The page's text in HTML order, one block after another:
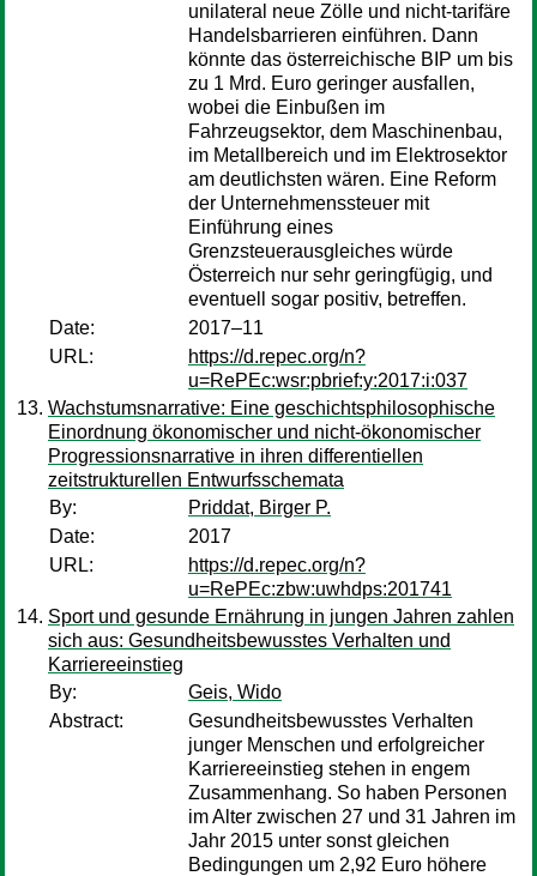
unilateral neue Zölle und nicht-tarifäre
Handelsbarrieren einführen. Dann
könnte das österreichische BIP um bis
zu 1 Mrd. Euro geringer ausfallen,
wobei die Einbußen im
Fahrzeugsektor, dem Maschinenbau,
im Metallbereich und im Elektrosektor
am deutlichsten wären. Eine Reform
der Unternehmenssteuer mit
Einführung eines
Grenzsteuerausgleiches würde
Österreich nur sehr geringfügig, und
eventuell sogar positiv, betreffen.
Date:
2017–11
URL:
https://d.repec.org/n?
u=RePEc:wsr:pbrief:y:2017:i:037
Wachstumsnarrative: Eine geschichtsphilosophische
Einordnung ökonomischer und nicht-ökonomischer
Progressionsnarrative in ihren differentiellen
zeitstrukturellen Entwurfsschemata
By:
Priddat, Birger P.
Date:
2017
URL:
https://d.repec.org/n?
u=RePEc:zbw:uwhdps:201741
Sport und gesunde Ernährung in jungen Jahren zahlen
sich aus: Gesundheitsbewusstes Verhalten und
Karriereeinstieg
By:
Geis, Wido
Abstract:
Gesundheitsbewusstes Verhalten
junger Menschen und erfolgreicher
Karriereeinstieg stehen in engem
Zusammenhang. So haben Personen
im Alter zwischen 27 und 31 Jahren im
Jahr 2015 unter sonst gleichen
Bedingungen um 2,92 Euro höhere